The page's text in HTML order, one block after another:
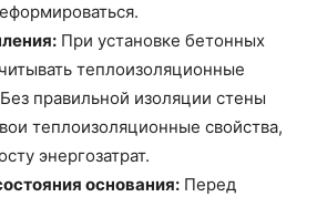
При установке бетонных
теплоизоляционные
правильной изоляции стены
теплоизоляционные свойства,
энергозатрат.
основания: Перед